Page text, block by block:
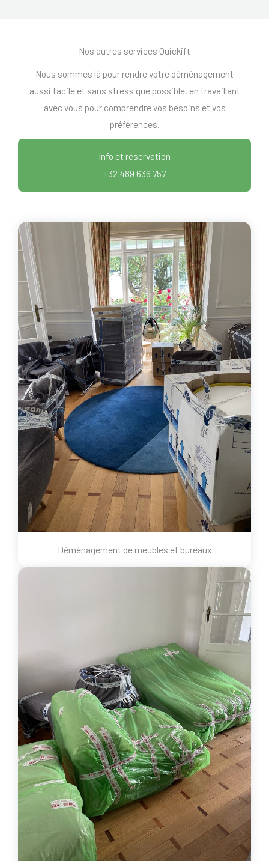
Nos autres services Quickift
Nous sommes là pour rendre votre déménagement
aussi facile et sans stress que possible, en travaillant
avec vous pour comprendre vos besoins et vos
préférences.
Info et réservation
+32 489 636 757
Déménagement de meubles et bureaux